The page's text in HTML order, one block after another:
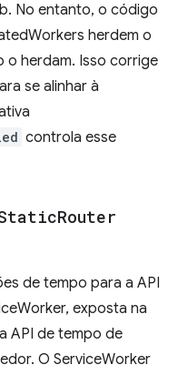
No entanto, o código
herdem o
o herdam. Isso corrige
se alinhar à
controla esse
Router
de tempo para a API
exposta na
API de tempo de
O ServiceWorker